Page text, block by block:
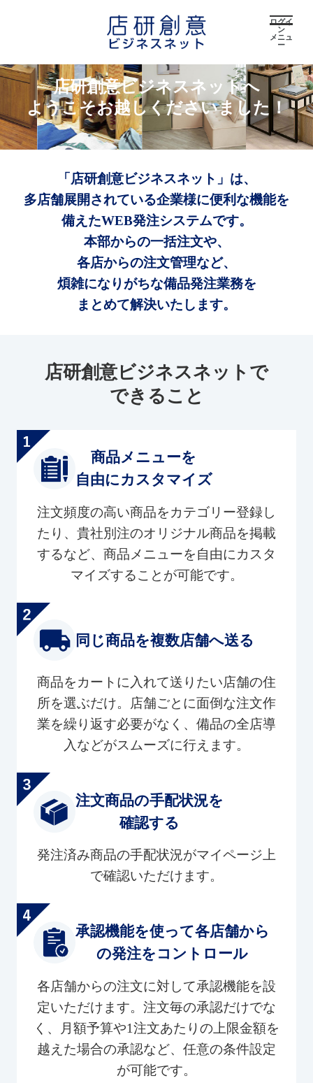
ログイ
ン
メニュ
ー
店研創意ビジネスネットへ
ようこそお越しくださいました！
「店研創意ビジネスネット」は、
多店舗展開されている企業様に便利な機能を
備えたWEB発注システムです。
本部からの一括注文や、
各店からの注文管理など、
煩雑になりがちな備品発注業務を
まとめて解決いたします。
店研創意ビジネスネットで
できること
商品メニューを
自由にカスタマイズ
注文頻度の高い商品をカテゴリー登録し
たり、貴社別注のオリジナル商品を掲載
するなど、商品メニューを自由にカスタ
マイズすることが可能です。
同じ商品を複数店舗へ送る
商品をカートに入れて送りたい店舗の住
所を選ぶだけ。店舗ごとに面倒な注文作
業を繰り返す必要がなく、備品の全店導
入などがスムーズに行えます。
注文商品の手配状況を
確認する
発注済み商品の手配状況がマイページ上
で確認いただけます。
承認機能を使って各店舗から
の発注をコントロール
各店舗からの注文に対して承認機能を設
定いただけます。注文毎の承認だけでな
く、月額予算や1注文あたりの上限金額を
越えた場合の承認など、任意の条件設定
が可能です。